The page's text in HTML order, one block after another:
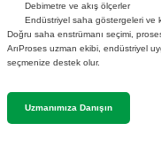
Debimetre ve akış ölçerler
Endüstriyel saha göstergeleri ve
Doğru saha enstrümanı seçimi,
ArıProses uzman ekibi, endüstriyel
seçmenize destek olur.
Uzmanımıza Danışın